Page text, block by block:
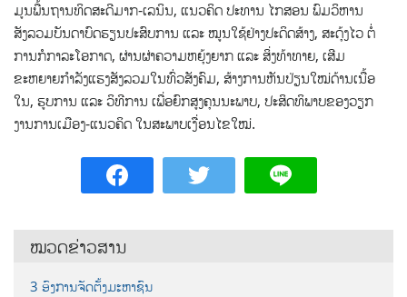
ມູນພື້ນຖານທິດສະດີມາກ-ເລນິນ, ແນວຄິດ ປະທານ ໄກສອນ ພົມວິຫານ
ສັງລວມບັນດາບົດຮຽນປະສົບການ ແລະ ໝູນໃຊ້ຢ່າງປະດິດສ້າງ, ສະດຸ້ງໄວ ຕໍ່
ການກໍກາລະໂອກາດ, ຜ່ານຜ່າຄວາມຫຍຸ້ງຍາກ ແລະ ສິ່ງທ້າທາຍ, ເສີມ
ຂະຫຍາຍກຳລັງແຮງສັງລວມໃນທົ່ວສັງຄົມ, ສ້າງການຫັນປ່ຽນໃໝ່ດ້ານເນື້ອ
ໃນ, ຮູບການ ແລະ ວິທີການ ເພື່ອຍົກສູງຄຸນນະພາບ, ປະສິດທິພາບຂອງວຽກ
ງານການເມືອງ-ແນວຄິດ ໃນສະພາບເງື່ອນໄຂໃໝ່.
ໝວດຂ່າວສານ
3 ອົງການຈັດຕັ້ງມະຫາຊົນ